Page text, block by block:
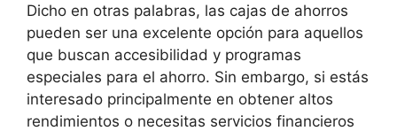
Dicho en otras palabras, las cajas de ahorros
pueden ser una excelente opción para aquellos
que buscan accesibilidad y programas
especiales para el ahorro. Sin embargo, si estás
interesado principalmente en obtener altos
rendimientos o necesitas servicios financieros